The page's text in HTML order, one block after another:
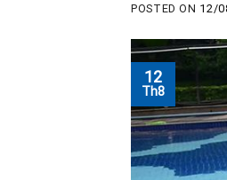
POSTED ON 12/
12
Th8